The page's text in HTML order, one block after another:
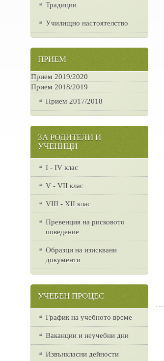
Традиции
Училищно настоятелство
ПРИЕМ
Прием 2019/2020
Прием 2018/2019
Прием 2017/2018
ЗА РОДИТЕЛИ И
УЧЕНИЦИ
I - IV клас
V - VII клас
VІІІ - ХІІ клас
Превенция на рисковото
поведение
Образци на изисквани
документи
УЧЕБЕН ПРОЦЕС
График на учебното време
Ваканции и неучебни дни
Извънкласни дейности